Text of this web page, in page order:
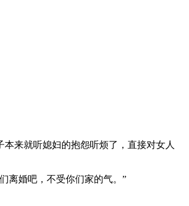
来就听媳妇的抱怨听烦了，直接对女人
离婚吧，不受你们家的气。”